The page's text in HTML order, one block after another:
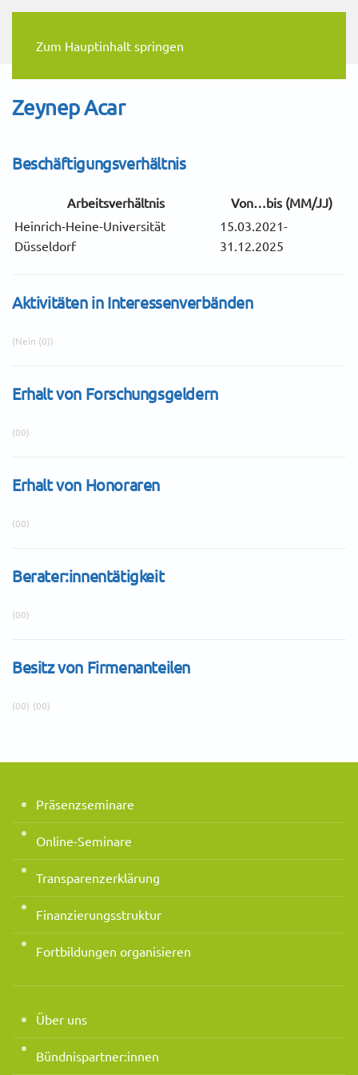
Zum Hauptinhalt springen
Zeynep Acar
Beschäftigungsverhältnis
Arbeitsverhältnis
Von…bis (MM/JJ)
Heinrich-Heine-Universität
Düsseldorf
15.03.2021-
31.12.2025
Aktivitäten in Interessenverbänden
(Nein (0))
Erhalt von Forschungsgeldern
(00)
Erhalt von Honoraren
(00)
Berater:innentätigkeit
(00)
Besitz von Firmenanteilen
(00) (00)
Präsenzseminare
Online-Seminare
Transparenzerklärung
Finanzierungsstruktur
Fortbildungen organisieren
Über uns
Bündnispartner:innen